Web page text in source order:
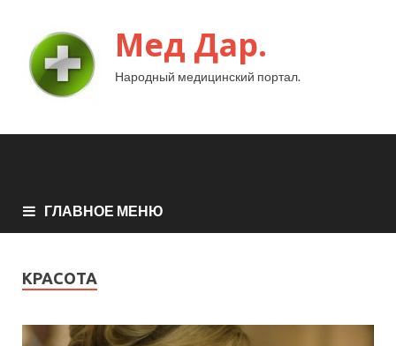
Мед Дар.
Народный медицинский портал.
ГЛАВНОЕ МЕНЮ
КРАСОТА